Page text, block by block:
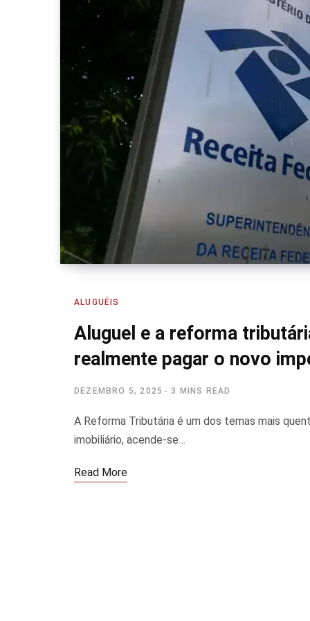
ALUGUÉIS
Aluguel e a reforma
realmente pagar o novo
DEZEMBRO 5, 2025 3 MINS READ
A Reforma Tributária é um dos temas mais
imobiliário, acende-se…
Read More